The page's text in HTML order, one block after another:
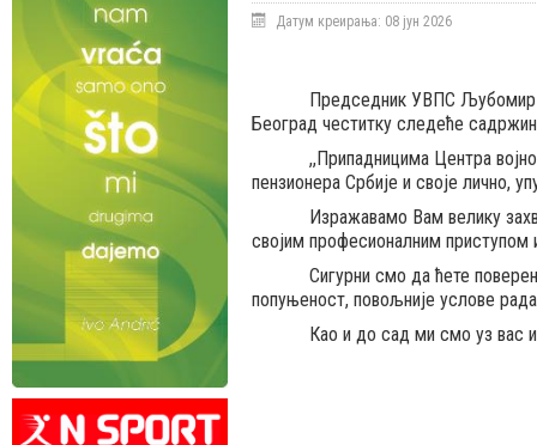
Датум креирања: 08 јун 2026
Председник УВПС Љубомир
Београд честитку следеће
,,Припадницима Центра
пензионера Србије и своје лично,
Изражавамо Вам велику
својим професионалним приступом
Сигурни смо да ћете поверење
попуњеност, повољније услове
Као и до сад ми смо уз вас и